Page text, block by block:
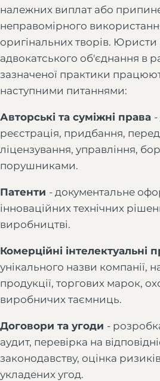
належних виплат або
неправомірного
оригінальних творів.
адвокатського об'єднання в
зазначеної практики
наступними питаннями:
Авторські та суміжні права
реєстрація, придбання,
ліцензування, управління,
порушниками.
Патенти - документальне
інноваційних технічних
виробництві.
Комерційні інтелектуальні
унікального назви компанії,
продукції, торгових марок,
виробничих таємниць.
Договори та угоди -
аудит, перевірка на
законодавству, оцінка
укладених угод.